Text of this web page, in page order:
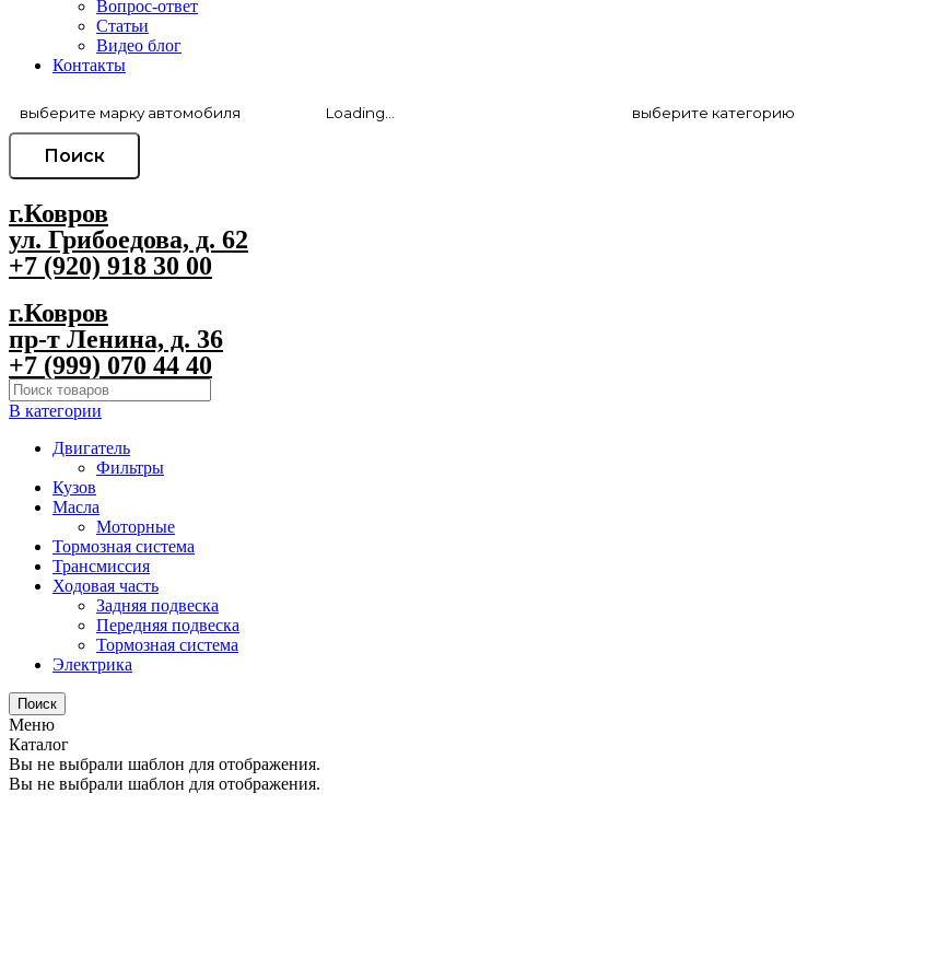
Вопрос-ответ
Статьи
Видео блог
Контакты
Поиск
г.Ковров
ул. Грибоедова, д. 62
+7 (920) 918 30 00
г.Ковров
пр-т Ленина, д. 36
+7 (999) 070 44 40
В категории
Двигатель
Фильтры
Кузов
Масла
Моторные
Тормозная система
Трансмиссия
Ходовая часть
Задняя подвеска
Передняя подвеска
Тормозная система
Электрика
Поиск
Меню
Каталог
Вы не выбрали шаблон для отображения.
Вы не выбрали шаблон для отображения.